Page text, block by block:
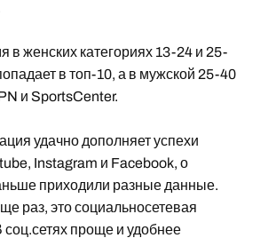
в женских категориях 13-24 и 25-
в топ-10, а в мужской 25-40
и SportsCenter.
удачно дополняет успехи
Instagram и Facebook, о
приходили разные данные.
раз, это социальносетевая
соц.сетях проще и удобнее